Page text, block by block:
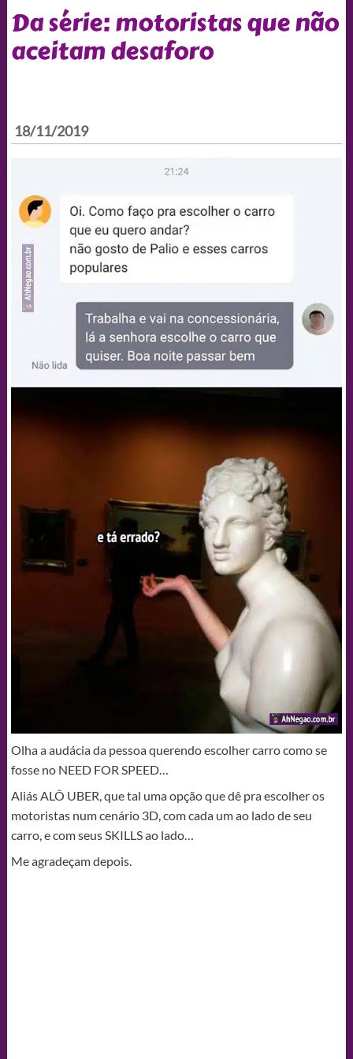
Da série: motoristas que não
aceitam desaforo
18/11/2019
Olha a audácia da pessoa querendo escolher carro como se
fosse no NEED FOR SPEED…
Aliás ALÔ UBER, que tal uma opção que dê pra escolher os
motoristas num cenário 3D, com cada um ao lado de seu
carro, e com seus SKILLS ao lado…
Me agradeçam depois.